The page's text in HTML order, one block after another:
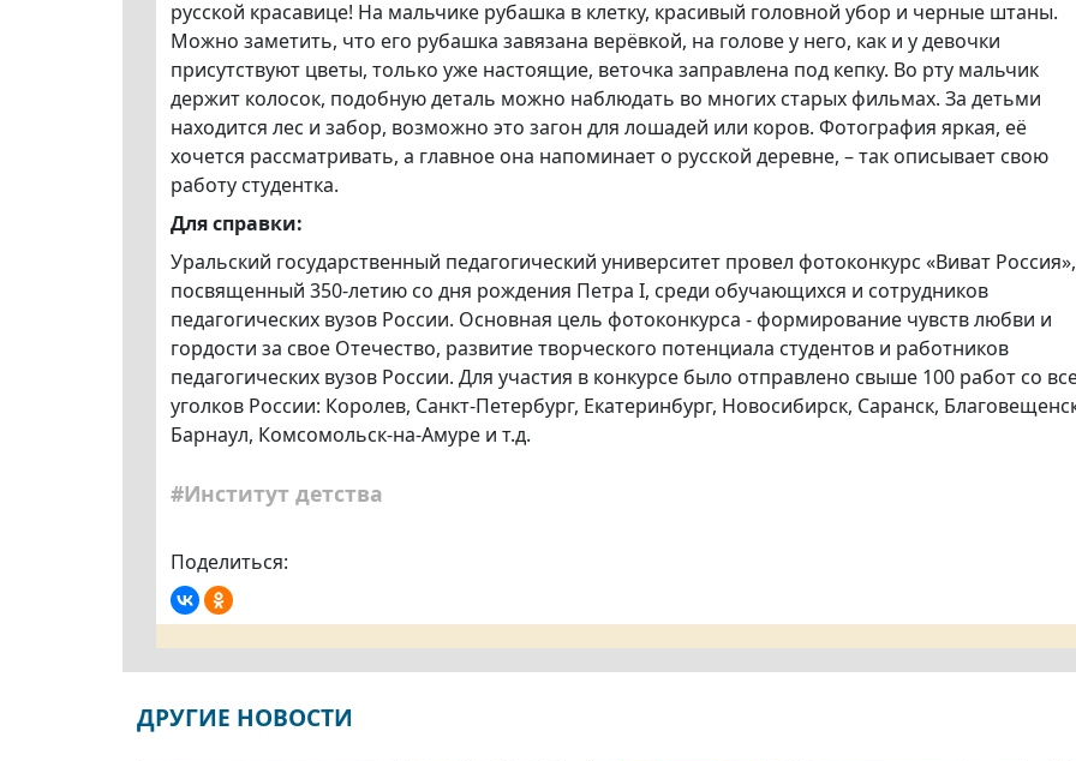
русской красавице! На мальчике рубашка в клетку, красивый головной убор и черные штаны.
Можно заметить, что его рубашка завязана верёвкой, на голове у него, как и у девочки
присутствуют цветы, только уже настоящие, веточка заправлена под кепку. Во рту мальчик
держит колосок, подобную деталь можно наблюдать во многих старых фильмах. За детьми
находится лес и забор, возможно это загон для лошадей или коров. Фотография яркая, её
хочется рассматривать, а главное она напоминает о русской деревне, – так описывает свою
работу студентка.
Для справки:
Уральский государственный педагогический университет провел фотоконкурс «Виват Россия»,
посвященный 350-летию со дня рождения Петра I, среди обучающихся и сотрудников
педагогических вузов России. Основная цель фотоконкурса - формирование чувств любви и
гордости за свое Отечество, развитие творческого потенциала студентов и работников
педагогических вузов России. Для участия в конкурсе было отправлено свыше 100 работ со
уголков России: Королев, Санкт-Петербург, Екатеринбург, Новосибирск, Саранск,
Барнаул, Комсомольск-на-Амуре и т.д.
#Институт детства
Поделиться:
ДРУГИЕ НОВОСТИ